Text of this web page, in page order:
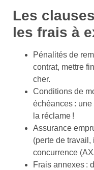
Les
les frais à
Pénalités de
contrat, mettre
cher.
Conditions de
échéances :
la réclame !
Assurance
(perte de travail,
concurrence
Frais annexes :